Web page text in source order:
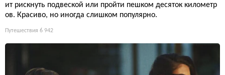
ит рискнуть подвеской или пройти пешком десяток километр
ов. Красиво, но иногда слишком популярно.
Путешествия 6 942